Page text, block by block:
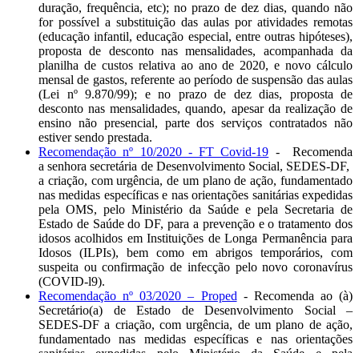
duração, frequência, etc); no prazo de dez dias, quando não
for possível a substituição das aulas por atividades remotas
(educação infantil, educação especial, entre outras hipóteses),
proposta de desconto nas mensalidades, acompanhada da
planilha de custos relativa ao ano de 2020, e novo cálculo
mensal de gastos, referente ao período de suspensão das aulas
(Lei nº 9.870/99); e no prazo de dez dias, proposta de
desconto nas mensalidades, quando, apesar da realização de
ensino não presencial, parte dos serviços contratados não
estiver sendo prestada.
Recomendação nº 10/2020 - FT Covid-19 - Recomenda
a senhora secretária de Desenvolvimento Social, SEDES-DF,
a criação, com urgência, de um plano de ação, fundamentado
nas medidas específicas e nas orientações sanitárias expedidas
pela OMS, pelo Ministério da Saúde e pela Secretaria de
Estado de Saúde do DF, para a prevenção e o tratamento dos
idosos acolhidos em Instituições de Longa Permanência para
Idosos (ILPIs), bem como em abrigos temporários, com
suspeita ou confirmação de infecção pelo novo coronavírus
(COVID-l9).
Recomendação nº 03/2020 – Proped - Recomenda ao (à)
Secretário(a) de Estado de Desenvolvimento Social –
SEDES-DF a criação, com urgência, de um plano de ação,
fundamentado nas medidas específicas e nas orientações